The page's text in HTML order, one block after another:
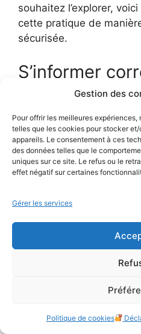
Gestion des
Pour offrir les meilleures
telles que les cookies pour stocker
appareils. Le consentement à ces
des données telles que le
uniques sur ce site. Le refus ou le
effet négatif sur certaines
Gérer les services
Politique de cookies
souhaitez l’explorer,
cette pratique de
sécurisée.
S’informer
Avant de passer à la
de vous documenter.
éducatives (attention,
pornographiques qui
bonnes pratiques), lisez
participez
communauté BDSM) où
questions.
Certaines associations
ateliers pratiques où
bases de l’impact play
manière de démystifier